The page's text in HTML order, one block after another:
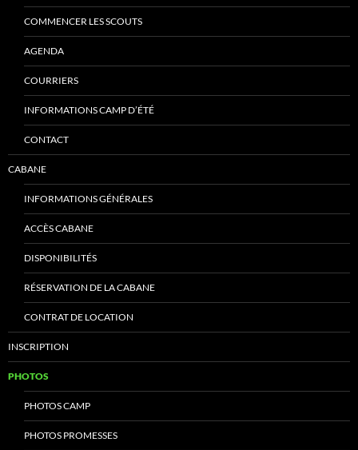
COMMENCER LES SCOUTS
AGENDA
COURRIERS
INFORMATIONS CAMP D’ÉTÉ
CONTACT
CABANE
INFORMATIONS GÉNÉRALES
ACCÈS CABANE
DISPONIBILITÉS
RÉSERVATION DE LA CABANE
CONTRAT DE LOCATION
INSCRIPTION
PHOTOS
PHOTOS CAMP
PHOTOS PROMESSES